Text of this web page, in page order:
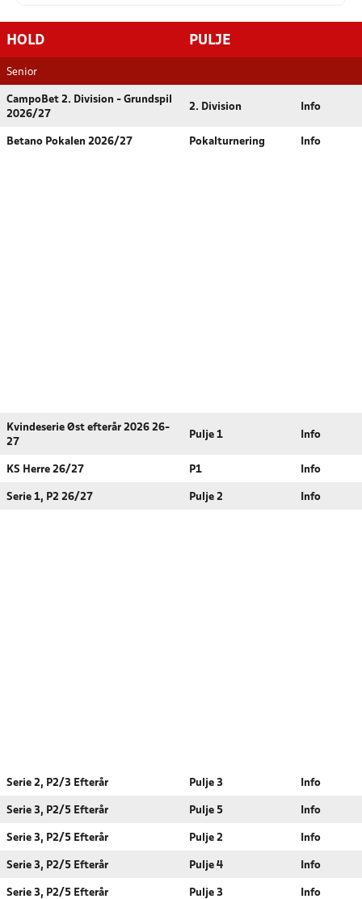
HOLD PULJE
Senior
CampoBet 2. Division - Grundspil
2026/27
2. Division Info
Betano Pokalen 2026/27 Pokalturnering Info
Kvindeserie Øst efterår 2026 26-
27
Pulje 1 Info
KS Herre 26/27 P1 Info
Serie 1, P2 26/27 Pulje 2 Info
Serie 2, P2/3 Efterår Pulje 3 Info
Serie 3, P2/5 Efterår Pulje 5 Info
Serie 3, P2/5 Efterår Pulje 2 Info
Serie 3, P2/5 Efterår Pulje 4 Info
Serie 3, P2/5 Efterår Pulje 3 Info